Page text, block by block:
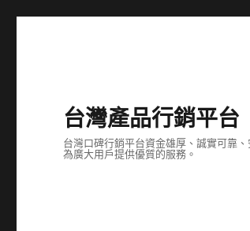
台灣產品行銷平台
台灣口碑行銷平台資金雄厚、誠實可靠
為廣大用戶提供優質的服務。